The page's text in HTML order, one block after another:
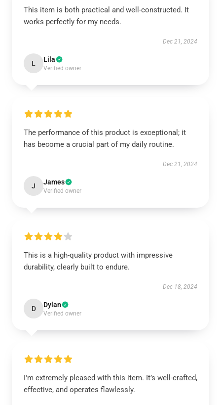
This item is both practical and well-constructed. It
works perfectly for my needs.
Dec 21, 2024
L Lila
Verified owner
The performance of this product is exceptional; it
has become a crucial part of my daily routine.
Dec 21, 2024
J James
Verified owner
This is a high-quality product with impressive
durability, clearly built to endure.
Dec 18, 2024
D Dylan
Verified owner
I'm extremely pleased with this item. It’s well-crafted,
effective, and operates flawlessly.